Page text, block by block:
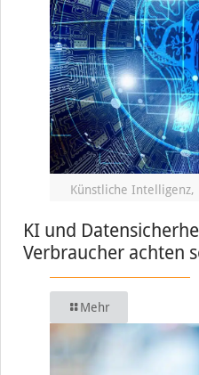
Künstliche
KI und
Verbraucher achten
Mehr